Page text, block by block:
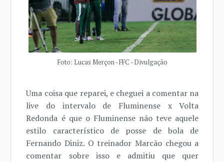
Foto: Lucas Merçon - FFC - Divulgação
Uma coisa que reparei, e cheguei a comentar na
live do intervalo de Fluminense x Volta
Redonda é que o Fluminense não teve aquele
estilo característico de posse de bola de
Fernando Diniz. O treinador Marcão chegou a
comentar sobre isso e admitiu que quer